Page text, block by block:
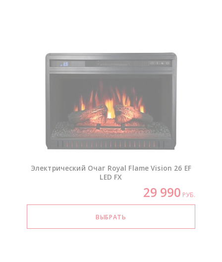
Электрический Очаг Royal Flame Vision 26 EF
LED FX
29 990 РУБ.